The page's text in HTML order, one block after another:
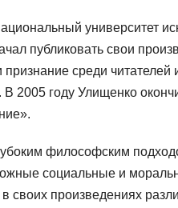
университет
публиковать свои
среди читателей
2005 году Улищенко
философским
социальные и
своих произведениях